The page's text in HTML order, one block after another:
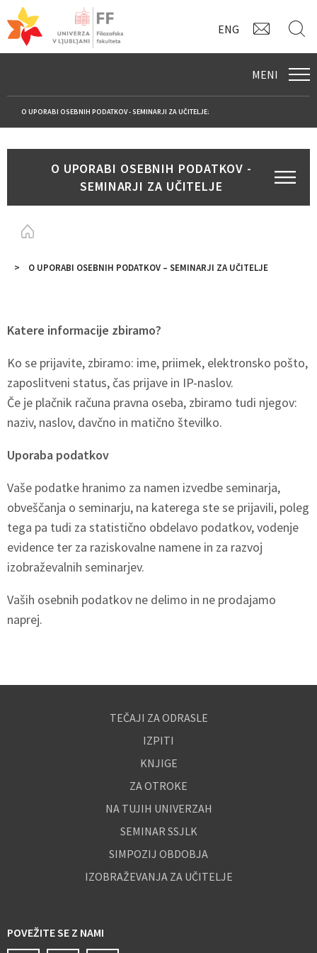
ENG
MENI
O UPORABI OSEBNIH PODATKOV - SEMINARJI ZA UČITELJE:
O UPORABI OSEBNIH PODATKOV -
SEMINARJI ZA UČITELJE
O UPORABI OSEBNIH PODATKOV – SEMINARJI ZA UČITELJE
Katere informacije zbiramo?
Ko se prijavite, zbiramo: ime, priimek, elektronsko pošto,
zaposlitveni status, čas prijave in IP-naslov.
Če je plačnik računa pravna oseba, zbiramo tudi njegov:
naziv, naslov, davčno in matično številko.
Uporaba podatkov
Vaše podatke hranimo za namen izvedbe seminarja,
obveščanja o seminarju, na katerega ste se prijavili, poleg
tega pa tudi za statistično obdelavo podatkov, vodenje
evidence ter za raziskovalne namene in za razvoj
izobraževalnih seminarjev.
Vaših osebnih podatkov ne delimo in ne prodajamo
naprej.
TEČAJI ZA ODRASLE
IZPITI
KNJIGE
ZA OTROKE
NA TUJIH UNIVERZAH
SEMINAR SSJLK
SIMPOZIJ OBDOBJA
IZOBRAŽEVANJA ZA UČITELJE
POVEŽITE SE Z NAMI